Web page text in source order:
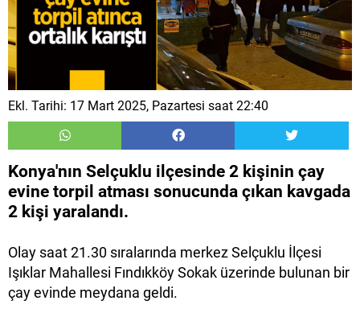
Ekl. Tarihi: 17 Mart 2025, Pazartesi saat 22:40
Konya'nın Selçuklu ilçesinde 2 kişinin çay
evine torpil atması sonucunda çıkan kavgada
2 kişi yaralandı.
Olay saat 21.30 sıralarında merkez Selçuklu İlçesi
Işıklar Mahallesi Fındıkköy Sokak üzerinde bulunan bir
çay evinde meydana geldi.